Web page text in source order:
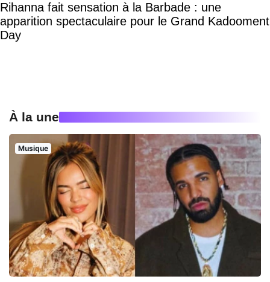
Rihanna fait sensation à la Barbade : une
apparition spectaculaire pour le Grand Kadooment
Day
À la une
Musique